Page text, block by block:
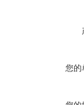
您的